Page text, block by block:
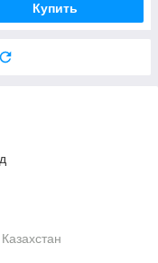
Купить